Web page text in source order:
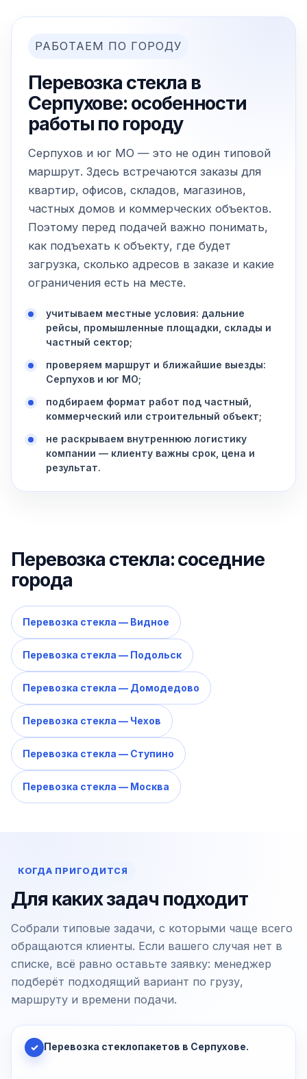
РАБОТАЕМ ПО ГОРОДУ
Перевозка стекла в
Серпухове: особенности
работы по городу
Серпухов и юг МО — это не один типовой
маршрут. Здесь встречаются заказы для
квартир, офисов, складов, магазинов,
частных домов и коммерческих объектов.
Поэтому перед подачей важно понимать,
как подъехать к объекту, где будет
загрузка, сколько адресов в заказе и какие
ограничения есть на месте.
учитываем местные условия: дальние
рейсы, промышленные площадки, склады и
частный сектор;
проверяем маршрут и ближайшие выезды:
Серпухов и юг МО;
подбираем формат работ под частный,
коммерческий или строительный объект;
не раскрываем внутреннюю логистику
компании — клиенту важны срок, цена и
результат.
Перевозка стекла: соседние
города
Перевозка стекла — Видное
Перевозка стекла — Подольск
Перевозка стекла — Домодедово
Перевозка стекла — Чехов
Перевозка стекла — Ступино
Перевозка стекла — Москва
КОГДА ПРИГОДИТСЯ
Для каких задач подходит
Собрали типовые задачи, с которыми чаще всего
обращаются клиенты. Если вашего случая нет в
списке, всё равно оставьте заявку: менеджер
подберёт подходящий вариант по грузу,
маршруту и времени подачи.
✓ Перевозка стеклопакетов в Серпухове.